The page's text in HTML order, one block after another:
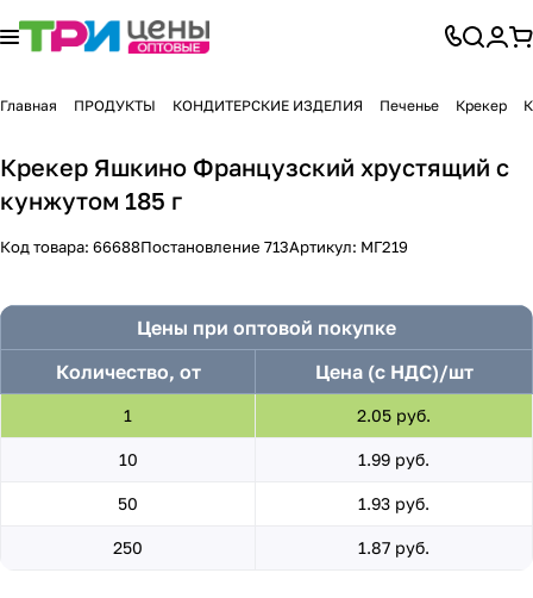
Главная ПРОДУКТЫ КОНДИТЕРСКИЕ ИЗДЕЛИЯ Печенье Крекер
Крекер Яшкино Французский хрустящий с
кунжутом 185 г
Код товара: 66688Постановление 713Артикул: МГ219
Цены при оптовой покупке
Количество, от
Цена (с НДС)/шт
1 2.05 руб.
10 1.99 руб.
50 1.93 руб.
250 1.87 руб.